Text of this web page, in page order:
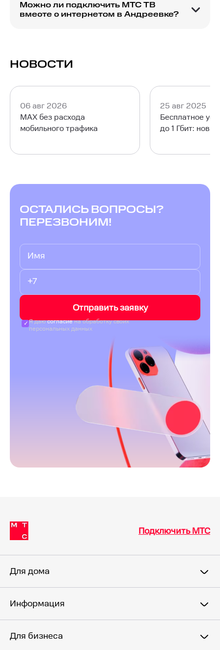
Можно ли подключить МТС ТВ
вместе с интернетом в Андреевке?
НОВОСТИ
06 авг 2026
MAX без расхода
мобильного трафика
25 авг 2025
Бесплатное
до 1 Гбит:
ОСТАЛИСЬ ВОПРОСЫ?
ПЕРЕЗВОНИМ!
Отправить заявку
Я даюсогласиена обработку своих
персональных данных
Подключить МТС
Для дома
Информация
Для бизнеса